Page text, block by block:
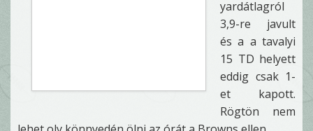
yardátlagról
3,9-re javult
és a a tavalyi
15 TD helyett
eddig csak 1-
et kapott.
Rögtön nem